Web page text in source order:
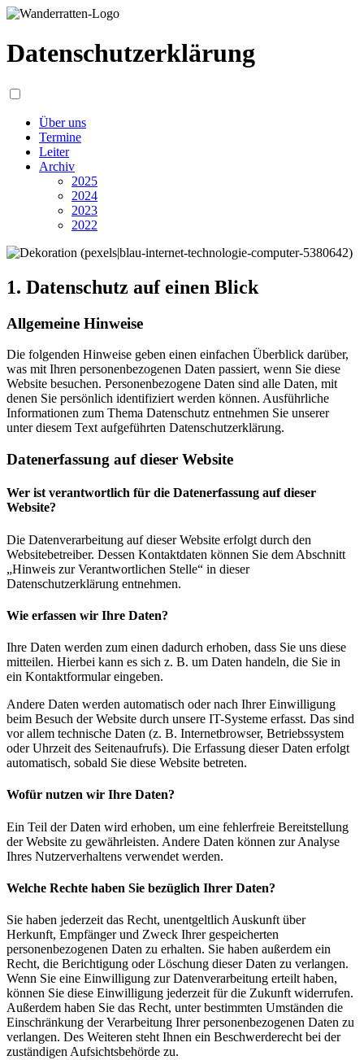
Datenschutz­erklärung
Über uns
Termine
Leiter
Archiv
2025
2024
2023
2022
1. Datenschutz auf einen Blick
Allgemeine Hinweise
Die folgenden Hinweise geben einen einfachen Überblick darüber,
was mit Ihren personenbezogenen Daten passiert, wenn Sie diese
Website besuchen. Personenbezogene Daten sind alle Daten, mit
denen Sie persönlich identifiziert werden können. Ausführliche
Informationen zum Thema Datenschutz entnehmen Sie unserer
unter diesem Text aufgeführten Datenschutzerklärung.
Datenerfassung auf dieser Website
Wer ist verantwortlich für die Datenerfassung auf dieser
Website?
Die Datenverarbeitung auf dieser Website erfolgt durch den
Websitebetreiber. Dessen Kontaktdaten können Sie dem Abschnitt
„Hinweis zur Verantwortlichen Stelle“ in dieser
Datenschutzerklärung entnehmen.
Wie erfassen wir Ihre Daten?
Ihre Daten werden zum einen dadurch erhoben, dass Sie uns diese
mitteilen. Hierbei kann es sich z. B. um Daten handeln, die Sie in
ein Kontaktformular eingeben.
Andere Daten werden automatisch oder nach Ihrer Einwilligung
beim Besuch der Website durch unsere IT-Systeme erfasst. Das sind
vor allem technische Daten (z. B. Internetbrowser, Betriebssystem
oder Uhrzeit des Seitenaufrufs). Die Erfassung dieser Daten erfolgt
automatisch, sobald Sie diese Website betreten.
Wofür nutzen wir Ihre Daten?
Ein Teil der Daten wird erhoben, um eine fehlerfreie Bereitstellung
der Website zu gewährleisten. Andere Daten können zur Analyse
Ihres Nutzerverhaltens verwendet werden.
Welche Rechte haben Sie bezüglich Ihrer Daten?
Sie haben jederzeit das Recht, unentgeltlich Auskunft über
Herkunft, Empfänger und Zweck Ihrer gespeicherten
personenbezogenen Daten zu erhalten. Sie haben außerdem ein
Recht, die Berichtigung oder Löschung dieser Daten zu verlangen.
Wenn Sie eine Einwilligung zur Datenverarbeitung erteilt haben,
können Sie diese Einwilligung jederzeit für die Zukunft widerrufen.
Außerdem haben Sie das Recht, unter bestimmten Umständen die
Einschränkung der Verarbeitung Ihrer personenbezogenen Daten zu
verlangen. Des Weiteren steht Ihnen ein Beschwerderecht bei der
zuständigen Aufsichtsbehörde zu.